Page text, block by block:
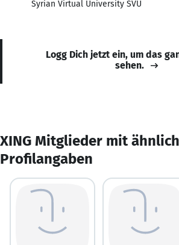
Syrian Virtual University SVU
Logg Dich jetzt ein, um das
sehen.
XING Mitglieder mit
Profilangaben